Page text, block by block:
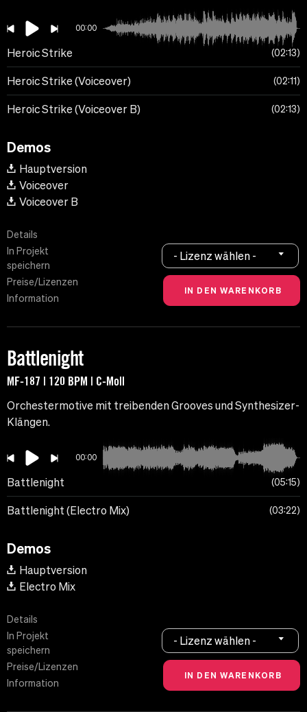
00:00
Heroic Strike 02:13
Heroic Strike (Voiceover) 02:11
Heroic Strike (Voiceover B) 02:13
Demos
Hauptversion
Voiceover
Voiceover B
Details
In Projekt
speichern
Preise/Lizenzen
Information
- Lizenz wählen -
Battlenight
MF-187 | 120 BPM | C-Moll
Orchestermotive mit treibenden Grooves und Synthesizer-
Klängen.
00:00
Battlenight 05:15
Battlenight (Electro Mix) 03:22
Demos
Hauptversion
Electro Mix
Details
In Projekt
speichern
Preise/Lizenzen
Information
- Lizenz wählen -